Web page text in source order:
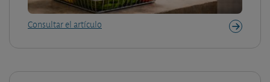
Consultar el artículo